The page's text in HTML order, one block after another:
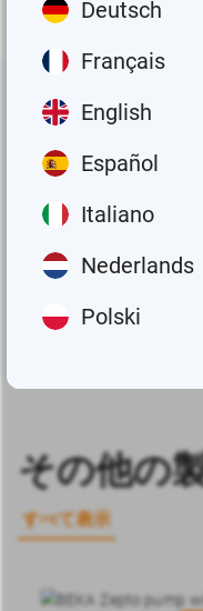
Deutsch
Français
English
Español
Italiano
Nederlands
Polski
ダウンロ
Groeneveld-BEKA製
書が必要ですか？ご
その他の
すべて表示